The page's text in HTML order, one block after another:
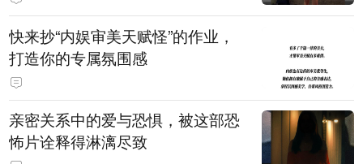
快来抄“内娱审美天赋怪”的作业，
打造你的专属氛围感
亲密关系中的爱与恐惧，被这部恐
怖片诠释得淋漓尽致